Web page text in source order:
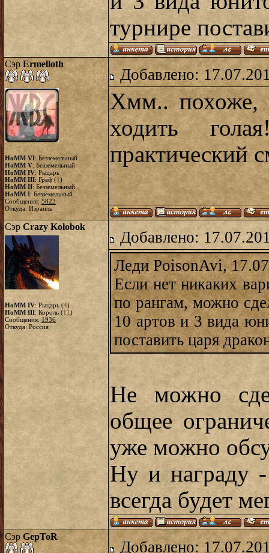
турнире
Сэр Ermelloth
HoMM VI: Безземельный
HoMM V: Безземельный
HoMM IV: Рыцарь
HoMM III: Граф (1)
HoMM II: Безземельный
HoMM I: Безземельный
Сообщения: 5823
Откуда: Израиль
Добавлено:
Хмм.. похоже,
ходить
практический
Сэр Crazy Kolobok
HoMM IV: Рыцарь (4)
HoMM III: Король (11)
Сообщения:1936
Откуда: Россия
Добавлено:
Леди PoisonAvi,
Если нет никаких
по рангам, можно
10 артов и 3 вида
поставить царя
Не можно
общее
уже можно
Ну и награду -
всегда будет
Сэр GepToR
Добавлено: